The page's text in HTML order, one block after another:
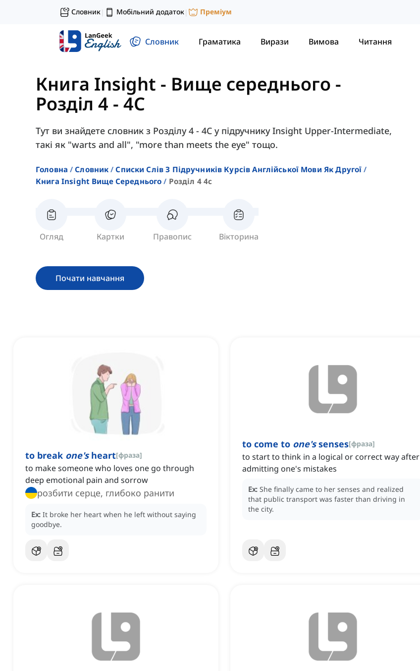
Словник| Мобільний додаток| Преміум
Словник Граматика Вирази Вимова Читання
Книга Insight - Вище середнього -
Розділ 4 - 4C
Тут ви знайдете словник з Розділу 4 - 4C у підручнику Insight Upper-Intermediate,
такі як "warts and all", "more than meets the eye" тощо.
Головна Словник
Списки Слів З Підручників Курсів Англійської Мови Як Другої
Книга Insight Вище Середнього
Розділ 4 4c
Огляд Картки Правопис Вікторина
Почати навчання
to break one'sheart[фраза]
to make someone who loves one go through
deep emotional pain and sorrow
розбити серце, глибоко ранити
Ex: It broke her heart when he left without saying
goodbye.
to come to one'ssenses[фраза]
to start to think in a logical or correct way after
admitting one's mistakes
Ex: She finally came to her senses and realized
that public transport was faster than driving in
the city.